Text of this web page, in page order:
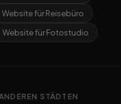
Website für Reisebüro
Website für Fotostudio
STÄDTEN